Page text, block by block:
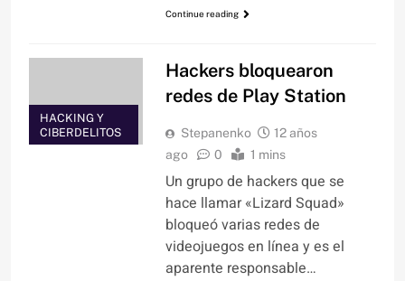
Continue reading
HACKING Y
CIBERDELITOS
Hackers bloquearon
redes de Play Station
Stepanenko
12 años
ago
0 1 mins
Un grupo de hackers que se
hace llamar «Lizard Squad»
bloqueó varias redes de
videojuegos en línea y es el
aparente responsable…